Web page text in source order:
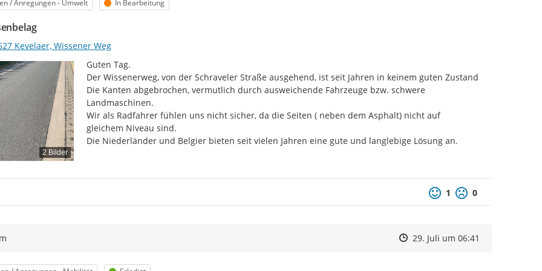
/ Anregungen - Umwelt Status
In Bearbeitung
Kevelaer, Wissener Weg
2 Bilder
Guten Tag.
Der Wissenerweg, von der Schraveler Straße ausgehend, ist seit Jahren in keinem guten Zustand
Die Kanten abgebrochen, vermutlich durch ausweichende Fahrzeuge bzw. schwere
Landmaschinen.
Wir als Radfahrer fühlen uns nicht sicher, da die Seiten ( neben dem Asphalt) nicht auf
gleichem Niveau sind.
Die Niederländer und Belgier bieten seit vielen Jahren eine gute und langlebige Lösung an.
1 0
Zeitpunkt des Erstellens
Zeitpunkt des Erstellens
29. Juli um 06:41